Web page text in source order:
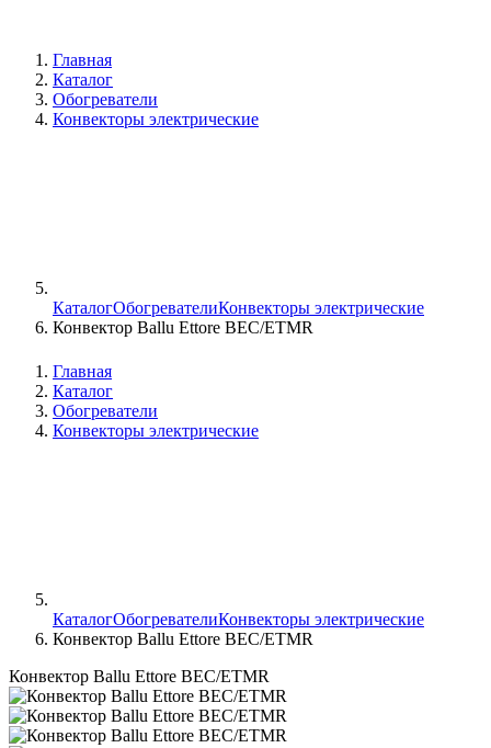
Главная
Каталог
Обогреватели
Конвекторы электрические
КаталогОбогревателиКонвекторы электрические
Конвектор Ballu Ettore BEC/ETMR
Главная
Каталог
Обогреватели
Конвекторы электрические
КаталогОбогревателиКонвекторы электрические
Конвектор Ballu Ettore BEC/ETMR
Конвектор Ballu Ettore BEC/ETMR